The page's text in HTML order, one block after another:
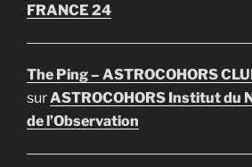
FRANCE 24
The Ping – ASTROCOHORS
surASTROCOHORS Institut du
de l’Observation